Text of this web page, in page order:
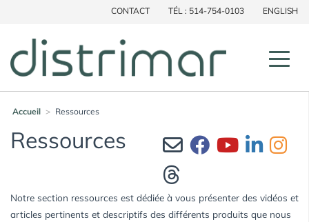
CONTACT TÉL : 514-754-0103 ENGLISH
Accueil > Ressources
Ressources
Notre section ressources est dédiée à vous présenter des vidéos et
articles pertinents et descriptifs des différents produits que nous